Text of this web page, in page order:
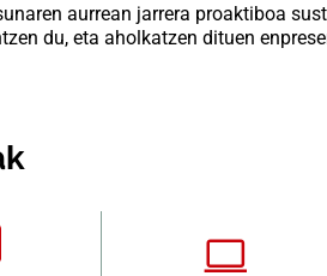
aurrean jarrera proaktiboa
du, eta aholkatzen dituen